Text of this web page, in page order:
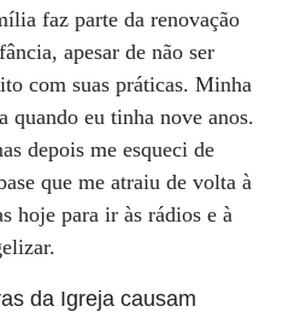
faz parte da renovação
apesar de não ser
com suas práticas. Minha
quando eu tinha nove anos.
depois me esqueci de
que me atraiu de volta à
hoje para ir às rádios e à
da Igreja causam